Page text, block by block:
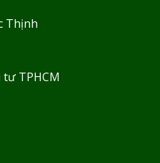
Thịnh
tư TPHCM